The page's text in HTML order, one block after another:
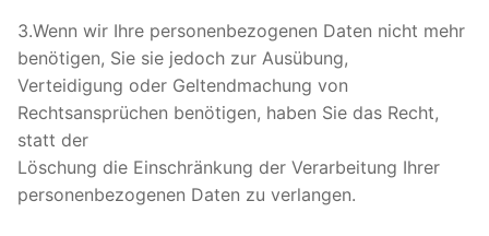
3.Wenn wir Ihre personenbezogenen Daten nicht mehr
benötigen, Sie sie jedoch zur Ausübung,
Verteidigung oder Geltendmachung von
Rechtsansprüchen benötigen, haben Sie das Recht,
statt der
Löschung die Einschränkung der Verarbeitung Ihrer
personenbezogenen Daten zu verlangen.